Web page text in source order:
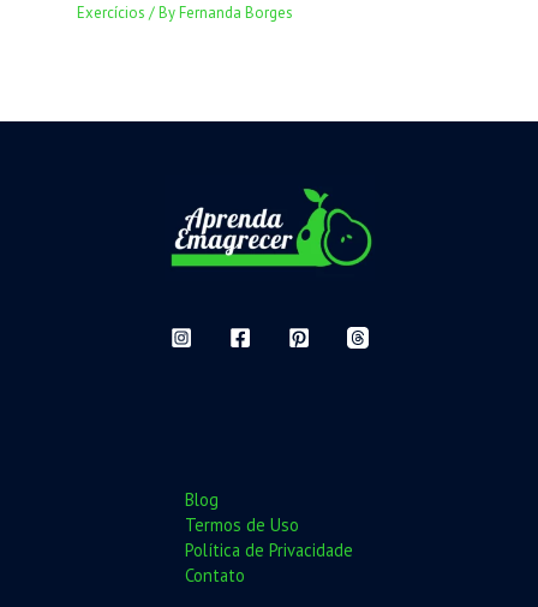
Exercícios / ByFernanda Borges
Blog
Termos de Uso
Política de Privacidade
Contato